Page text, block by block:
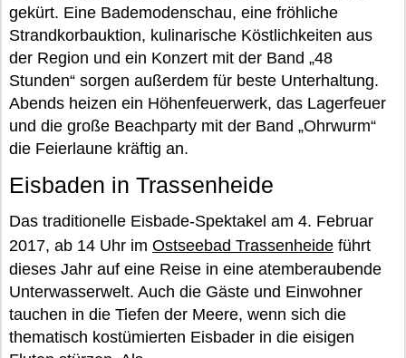
gekürt. Eine Bademodenschau, eine fröhliche
Strandkorbauktion, kulinarische Köstlichkeiten aus
der Region und ein Konzert mit der Band „48
Stunden“ sorgen außerdem für beste Unterhaltung.
Abends heizen ein Höhenfeuerwerk, das Lagerfeuer
und die große Beachparty mit der Band „Ohrwurm“
die Feierlaune kräftig an.
Eisbaden in Trassenheide
Das traditionelle Eisbade-Spektakel am 4. Februar
2017, ab 14 Uhr im Ostseebad Trassenheide führt
dieses Jahr auf eine Reise in eine atemberaubende
Unterwasserwelt. Auch die Gäste und Einwohner
tauchen in die Tiefen der Meere, wenn sich die
thematisch kostümierten Eisbader in die eisigen